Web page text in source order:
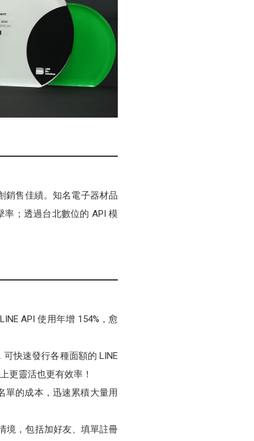
銷售佳績。知名電子器材品
；透過台北數位的 API 模
API 使用年增 154%，愈
可快速發行各種面額的 LINE
更靈活也更有效率！
單的成本，迅速累積大量用
境，包括加好友、填單註冊